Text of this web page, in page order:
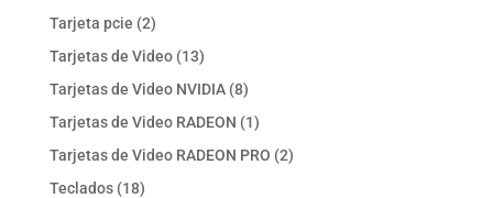
Tarjeta pcie 22
productos
Tarjetas de Video 1313
productos
Tarjetas de Video NVIDIA 88
productos
Tarjetas de Video RADEON 11
producto
Tarjetas de Video RADEON PRO 22
Teclados 1818